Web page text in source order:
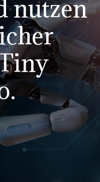
nutzen